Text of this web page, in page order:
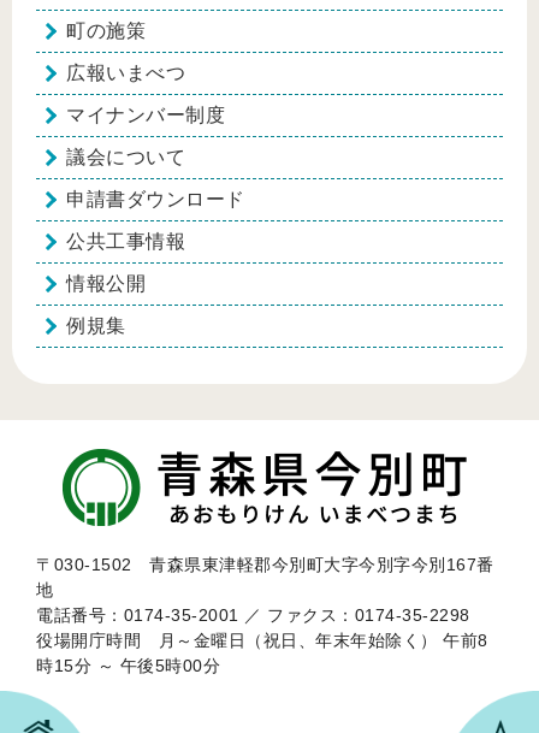
町の施策
広報いまべつ
マイナンバー制度
議会について
申請書ダウンロード
公共工事情報
情報公開
例規集
〒030-1502 青森県東津軽郡今別町大字今別字今別167番
地
電話番号：0174-35-2001 ／ ファクス：0174-35-2298
役場開庁時間 月～金曜日（祝日、年末年始除く） 午前8
時15分 ～ 午後5時00分